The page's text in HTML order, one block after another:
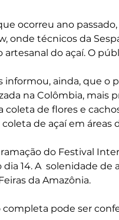
ocorreu ano
onde técnicos da
artesanal do açaí. O
informou, ainda, que
na Colômbia, mais
coleta de flores e
coleta de açaí em áreas
do Festival
14. A  solenidade
da Amazônia.
completa pode ser